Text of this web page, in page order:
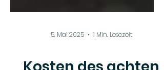
5. Mai 2025 1 Min. Lesezeit